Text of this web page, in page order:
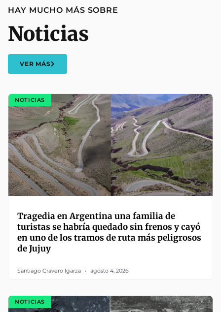
HAY MUCHO MÁS SOBRE
Noticias
VER MÁS
NOTICIAS
Tragedia en Argentina una familia de
turistas se habría quedado sin frenos y cayó
en uno de los tramos de ruta más peligrosos
de Jujuy
Santiago Cravero Igarza agosto 4, 2026
NOTICIAS